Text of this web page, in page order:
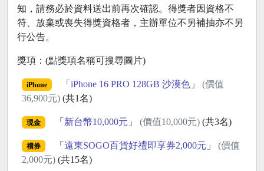
知，請務必於資料送出前再次確認。得獎者因資格不
符、放棄或喪失得獎資格者，主辦單位不另補抽亦不另
行公告。
獎項：(點獎項名稱可搜尋圖片)
iPhone 「 iPhone 16 PRO 128GB 沙漠色」 (價值
36,900元) (共1名)
現金 「 新台幣10,000元 」 (價值10,000元)(共3名)
禮券 「 遠東SOGO百貨好禮即享券2,000元 」 (價值
2,000元) (共15名)